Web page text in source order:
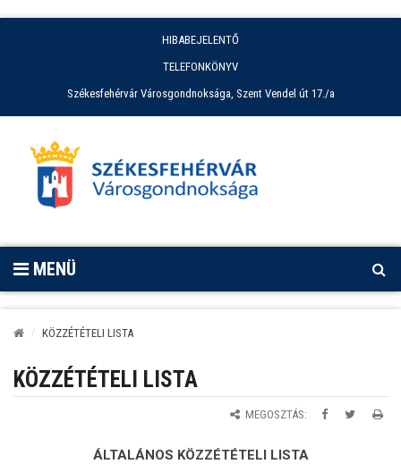
HIBABEJELENTŐ
TELEFONKÖNYV
Székesfehérvár Városgondnoksága, Szent Vendel út 17./a
MENÜ
KÖZZÉTÉTELI LISTA
KÖZZÉTÉTELI LISTA
MEGOSZTÁS:
ÁLTALÁNOS KÖZZÉTÉTELI LISTA